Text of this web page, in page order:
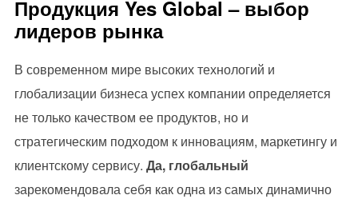
Продукция Yes Global – выбор
лидеров рынка
В современном мире высоких технологий и
глобализации бизнеса успех компании определяется
не только качеством ее продуктов, но и
стратегическим подходом к инновациям, маркетингу и
клиентскому сервису. Да, глобальный
зарекомендовала себя как одна из самых динамично